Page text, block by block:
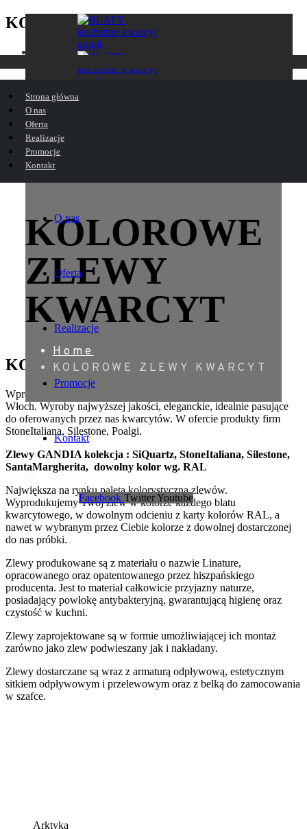
Strona główna
O nas
Oferta
Realizacje
Promocje
Kontakt
Facebook TwitterYoutube
Strona główna
O nas
Oferta
Realizacje
Promocje
Kontakt
KOLOROWE ZLEWY KWARCYT
KOLOROWE
ZLEWY
KWARCYT
Home
KOLOROWE ZLEWY KWARCYT
KOLOROWE ZLEWY KWARCYT
Wprowadziliśmy do oferty kolorowe zlewy prosto z Hiszpani i
Włoch. Wyroby najwyższej jakości, eleganckie, idealnie pasujące
do oferowanych przez nas kwarcytów. W ofercie produkty firm
StoneItaliana, Silestone, Poalgi.
Zlewy GANDIA kolekcja : SiQuartz, StoneItaliana, Silestone,
SantaMargherita, dowolny kolor wg. RAL
Największa na rynku paleta kolorystyczna zlewów.
Wyprodukujemy Twój zlew w kolorze każdego blatu
kwarcytowego, w dowolnym odcieniu z karty kolorów RAL, a
nawet w wybranym przez Ciebie kolorze z dowolnej dostarczonej
do nas próbki.
Zlewy produkowane są z materiału o nazwie Linature,
opracowanego oraz opatentowanego przez hiszpańskiego
producenta. Jest to materiał całkowicie przyjazny naturze,
posiadający powłokę antybakteryjną, gwarantującą higienę oraz
czystość w kuchni.
Zlewy zaprojektowane są w formie umożliwiającej ich montaż
zarówno jako zlew podwieszany jak i nakładany.
Zlewy dostarczane są wraz z armaturą odpływową, estetycznym
sitkiem odpływowym i przelewowym oraz z belką do zamocowania
w szafce.
Arktyka